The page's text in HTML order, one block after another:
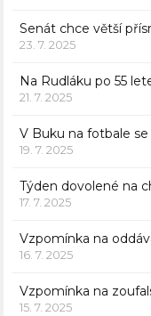
Senát chce větší
23. 7. 2025
Na Rudláku po 55
21. 7. 2025
V Buku na fotbale
19. 7. 2025
Týden dovolené na
17. 7. 2025
Vzpomínka na
16. 7. 2025
Vzpomínka na
15. 7. 2025